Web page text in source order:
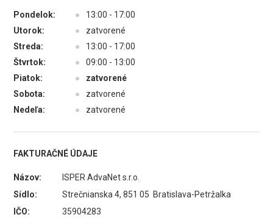
Pondelok: ●
13:00 - 17:00
Utorok:
●
zatvorené
Streda:
●
13:00 - 17:00
Štvrtok:
●
09:00 - 13:00
Piatok:
●
zatvorené
Sobota:
●
zatvorené
Nedeľa:
● zatvorené
FAKTURAČNÉ ÚDAJE
Názov:
ISPER AdvaNet s.r.o.
Sídlo:
Strečnianska 4, 851 05 Bratislava-Petržalka
IČO:
35904283